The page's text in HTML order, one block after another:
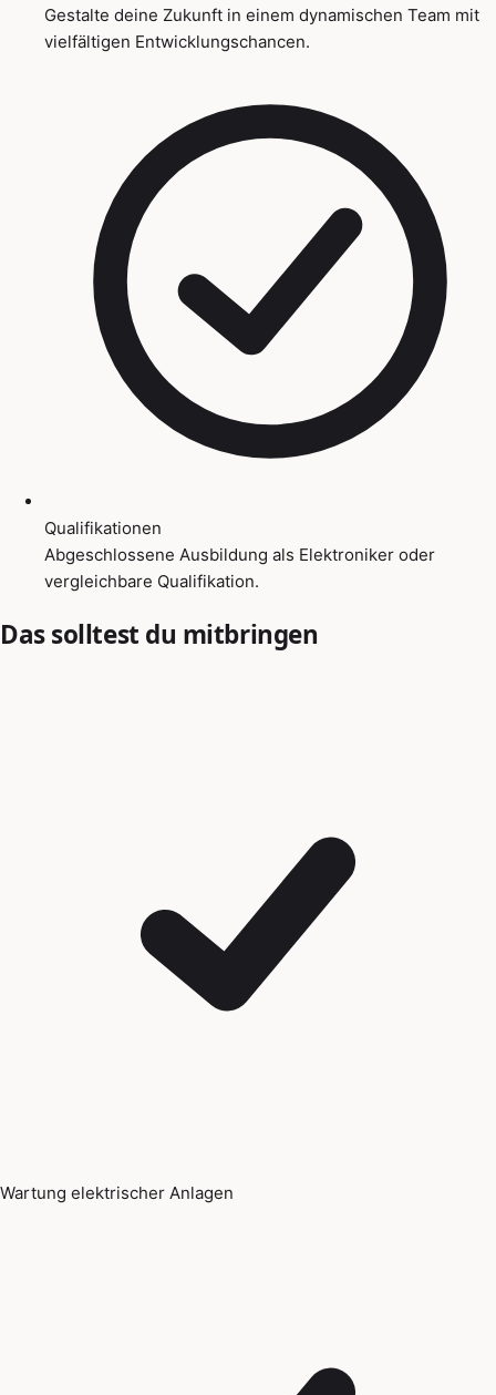
Gestalte deine Zukunft in einem dynamischen Team mit
vielfältigen Entwicklungschancen.
Qualifikationen
Abgeschlossene Ausbildung als Elektroniker oder
vergleichbare Qualifikation.
Das solltest du mitbringen
Wartung elektrischer Anlagen